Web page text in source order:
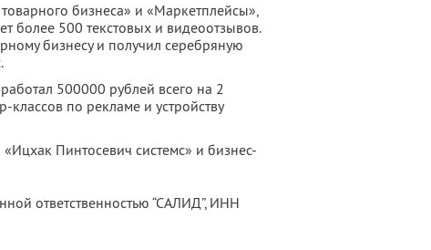
бизнеса» и «Маркетплейсы»,
более 500 текстовых и видеоотзывов.
бизнесу и получил серебряную
500000 рублей всего на 2
классов по рекламе и устройству
Пинтосевич системс» и бизнес-
ответственностью “САЛИД”, ИНН